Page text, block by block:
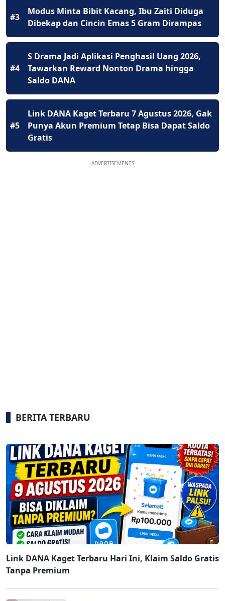
#3
Modus Minta Bibit Kacang, Ibu Zaiti Diduga
Dibekap dan Cincin Emas 5 Gram Dirampas
#4
S Drama Jadi Aplikasi Penghasil Uang 2026,
Tawarkan Reward Nonton Drama hingga
Saldo DANA
#5
Link DANA Kaget Terbaru 7 Agustus 2026, Gak
Punya Akun Premium Tetap Bisa Dapat Saldo
Gratis
ADVERTISEMENTS
BERITA TERBARU
Link DANA Kaget Terbaru Hari Ini, Klaim Saldo Gratis
Tanpa Premium